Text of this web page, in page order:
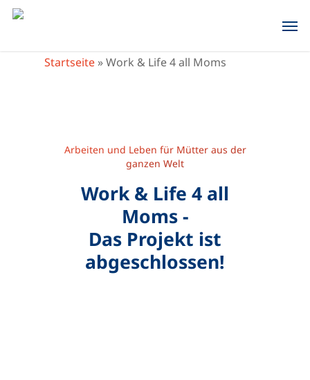
Skip
Startseite »Work & Life 4 all Moms
Arbeiten und Leben für Mütter aus der
ganzen Welt
Work & Life 4 all
Moms -
Das Projekt ist
abgeschlossen!